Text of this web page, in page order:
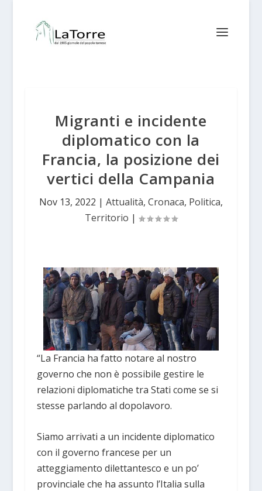
Migranti e incidente
diplomatico con la
Francia, la posizione dei
vertici della Campania
Nov 13, 2022 | Attualità, Cronaca, Politica,
Territorio |
“La Francia ha fatto notare al nostro
governo che non è possibile gestire le
relazioni diplomatiche tra Stati come se si
stesse parlando al dopolavoro.
Siamo arrivati a un incidente diplomatico
con il governo francese per un
atteggiamento dilettantesco e un po’
provinciale che ha assunto l’Italia sulla